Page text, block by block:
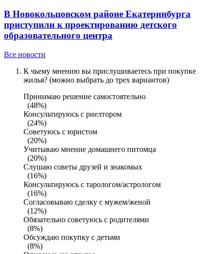
В Новокольцовском районе Екатеринбурга
приступили к проектированию детского
образовательного центра
Все новости
К чьему мнению вы прислушиваетесь при покупке
жилья? (можно выбрать до трех вариантов)
Принимаю решение самостоятельно
(48%)
Консультируюсь с риелтором
(24%)
Советуюсь с юристом
(20%)
Учитываю мнение домашнего питомца
(20%)
Слушаю советы друзей и знакомых
(16%)
Консультируюсь с тарологом/астрологом
(16%)
Согласовываю сделку с мужем/женой
(12%)
Обязательно советуюсь с родителями
(8%)
Обсуждаю покупку с детьми
(8%)